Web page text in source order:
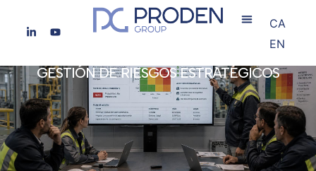
CA
EN
GESTIÓN DE RIESGOS ESTRATÉGICOS